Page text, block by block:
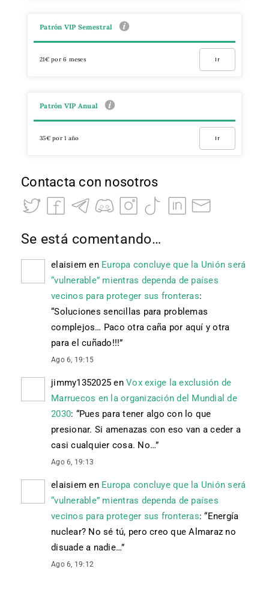
Patrón VIP Semestral
21€ por 6 meses Ir
Patrón VIP Anual
35€ por 1 año Ir
Contacta con nosotros
Se está comentando…
elaisiem en Europa concluye que la Unión será
“vulnerable” mientras dependa de países
vecinos para proteger sus fronteras:
“Soluciones sencillas para problemas
complejos… Paco otra caña por aquí y otra
para el cuñado!!!”
Ago 6, 19:15
jimmy1352025 en Vox exige la exclusión de
Marruecos en la organización del Mundial de
2030: “Pues para tener algo con lo que
presionar. Si amenazas con eso van a ceder a
casi cualquier cosa. No…”
Ago 6, 19:13
elaisiem en Europa concluye que la Unión será
“vulnerable” mientras dependa de países
vecinos para proteger sus fronteras: “Energía
nuclear? No sé tú, pero creo que Almaraz no
disuade a nadie…”
Ago 6, 19:12